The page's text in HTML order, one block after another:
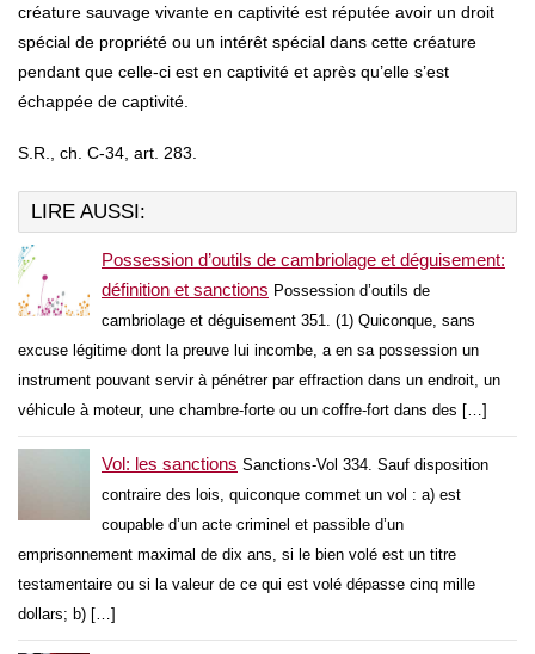
créature sauvage vivante en captivité est réputée avoir un droit
spécial de propriété ou un intérêt spécial dans cette créature
pendant que celle-ci est en captivité et après qu’elle s’est
échappée de captivité.
S.R., ch. C-34, art. 283.
LIRE AUSSI:
Possession d’outils de cambriolage et déguisement:
définition et sanctions Possession d’outils de
cambriolage et déguisement 351. (1) Quiconque, sans
excuse légitime dont la preuve lui incombe, a en sa possession un
instrument pouvant servir à pénétrer par effraction dans un endroit, un
véhicule à moteur, une chambre-forte ou un coffre-fort dans des […]
Vol: les sanctions Sanctions-Vol 334. Sauf disposition
contraire des lois, quiconque commet un vol : a) est
coupable d’un acte criminel et passible d’un
emprisonnement maximal de dix ans, si le bien volé est un titre
testamentaire ou si la valeur de ce qui est volé dépasse cinq mille
dollars; b) […]